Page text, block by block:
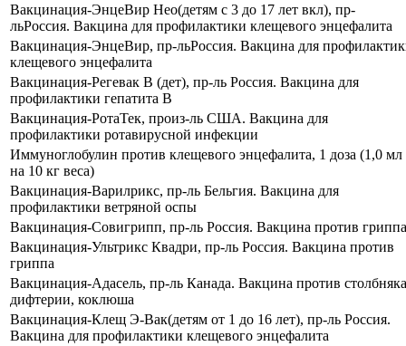
Вакцинация-ЭнцеВир Нео(детям с 3 до 17 лет вкл), пр-
льРоссия. Вакцина для профилактики клещевого энцефалита
Вакцинация-ЭнцеВир, пр-льРоссия. Вакцина для
клещевого энцефалита
Вакцинация-Регевак В (дет), пр-ль Россия. Вакцина для
профилактики гепатита В
Вакцинация-РотаТек, произ-ль США. Вакцина для
профилактики ротавирусной инфекции
Иммуноглобулин против клещевого энцефалита, 1 доза (1,0 мл
на 10 кг веса)
Вакцинация-Варилрикс, пр-ль Бельгия. Вакцина для
профилактики ветряной оспы
Вакцинация-Совигрипп, пр-ль Россия. Вакцина против гриппа
Вакцинация-Ультрикс Квадри, пр-ль Россия. Вакцина против
гриппа
Вакцинация-Адасель, пр-ль Канада. Вакцина против
дифтерии, коклюша
Вакцинация-Клещ Э-Вак(детям от 1 до 16 лет), пр-ль Россия.
Вакцина для профилактики клещевого энцефалита